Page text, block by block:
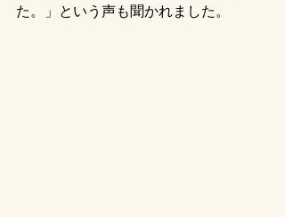
た。」という声も聞かれました。